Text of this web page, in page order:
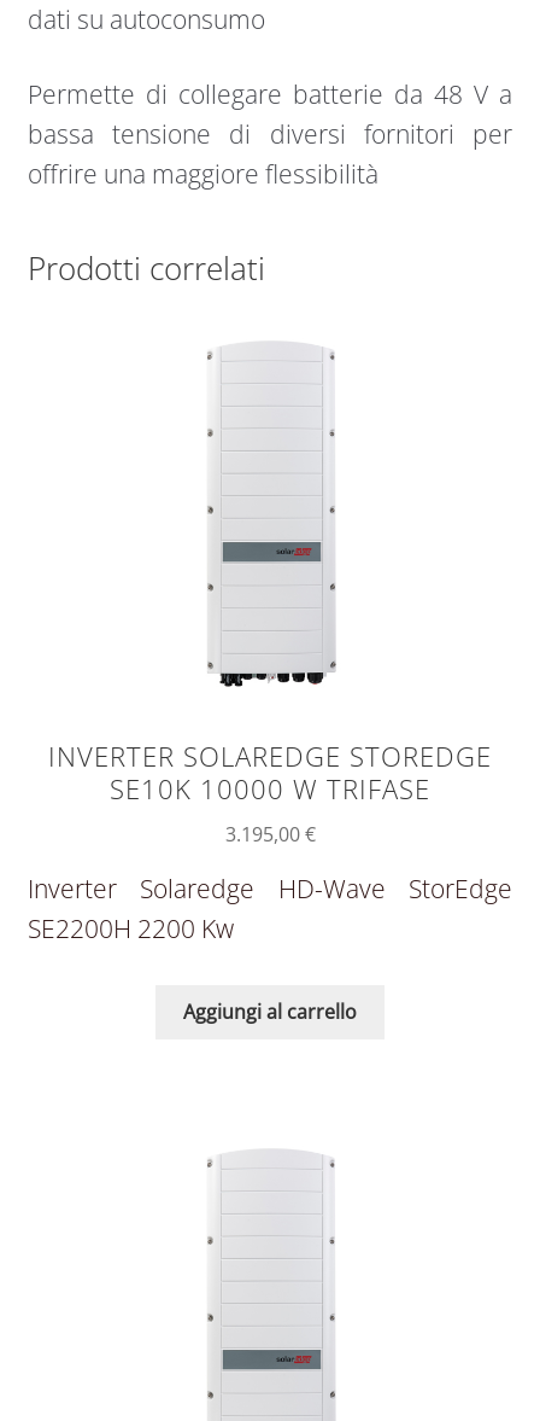
dati su autoconsumo
Permette di collegare batterie da 48 V a
bassa tensione di diversi fornitori per
offrire una maggiore flessibilità
Prodotti correlati
INVERTER SOLAREDGE STOREDGE
SE10K 10000 W TRIFASE
3.195,00€
Inverter Solaredge HD-Wave StorEdge
SE2200H 2200 Kw
Aggiungi al carrello